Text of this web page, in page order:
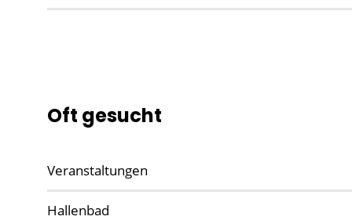
Oft gesucht
Veranstaltungen
Hallenbad